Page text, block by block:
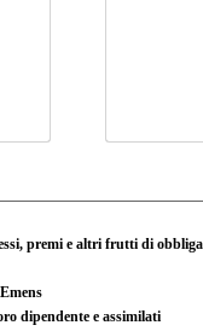
premi e altri frutti di
dipendente e assimilati